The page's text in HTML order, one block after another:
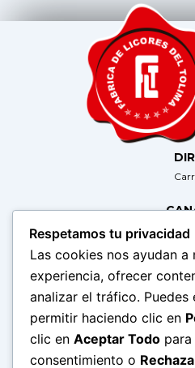
Respetamos tu privacidad
Las cookies nos ayudan a
experiencia, ofrecer
analizar el tráfico. Puedes
permitir haciendo clic en
clic en Aceptar Todo
consentimiento o